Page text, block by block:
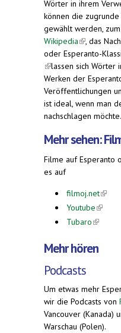
Wörter in ihrem
können die
gewählt werden,
Wikipedia(link is
, das
oder Esperanto-
(link is external)
lassen sich Wörter
Werken der
Veröffentlichungen
ist ideal, wenn man
nachschlagen möchte.
Mehr sehen:
Filme auf Esperanto
es auf
filmoj.net(link
Youtube(link is
Tubaro(link is
Mehr hören
Podcasts
Um etwas mehr
wir die Podcasts von
Vancouver (Kanada)
Warschau (Polen).